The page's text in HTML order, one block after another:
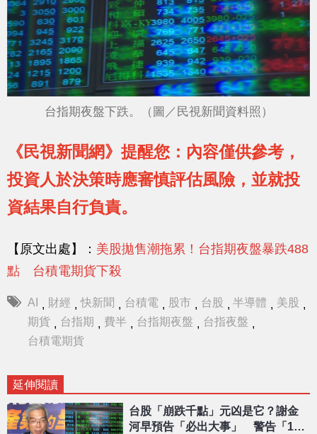
台指期夜盤下跌。（圖／民視新聞資料照）
《民視新聞網》提醒您：內容僅供參考，
投資人於決策時應審慎評估風險，並就投
資結果自行負責。
【原文出處】： 美股拋售潮拖累！台指期夜盤暴跌488
點 台積電期貨下殺
AI , 財經 , 快新聞 , 台積電 , 股市 , 台股 , 半導體 , 美股 ,
期貨 , 台指期 , 費半 , 台指期夜盤 , 台指夜盤 ,
台積電期貨
延伸閱讀
台股「崩跌千點」元凶是它？謝金
河早預告「必出大事」 警告「1類